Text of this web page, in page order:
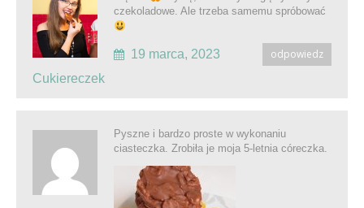
Cukiereczek
czekoladowe. Ale trzeba samemu spróbować
odpowiedz
19 marca, 2023
Pyszne i bardzo proste w wykonaniu
ciasteczka. Zrobiła je moja 5-letnia córeczka.